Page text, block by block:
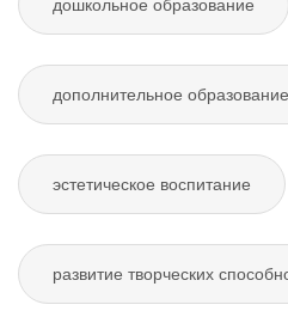
дошкольное образование
дополнительное образование
эстетическое воспитание
развитие творческих